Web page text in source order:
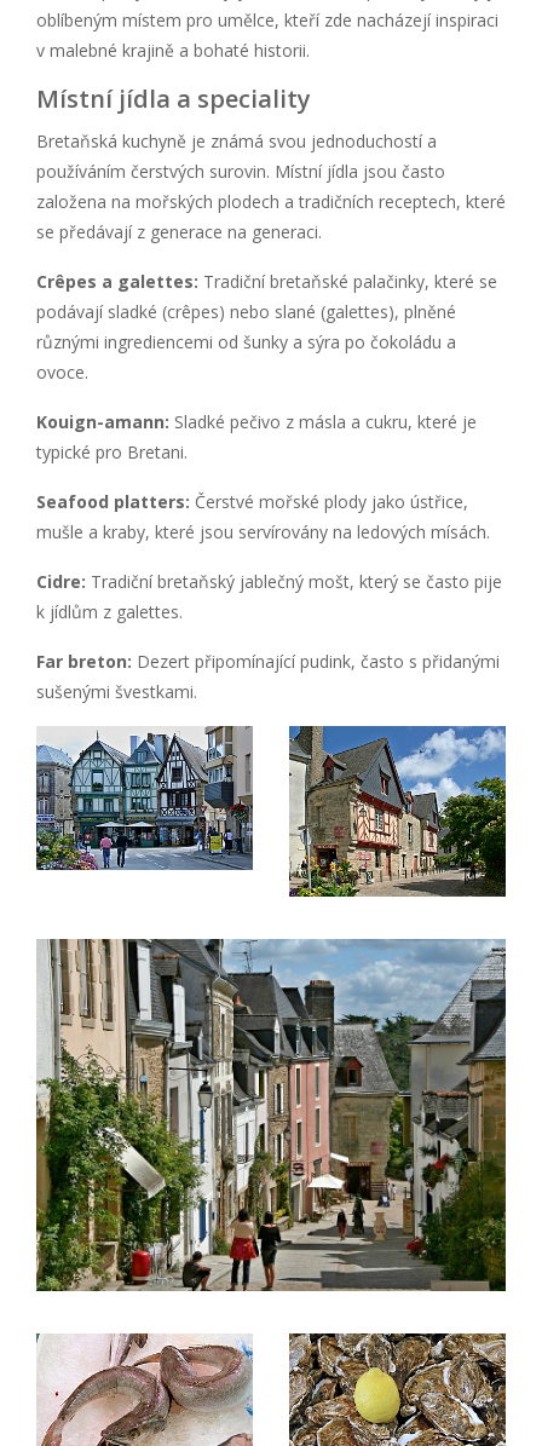
oblíbeným místem pro umělce, kteří zde nacházejí inspiraci
v malebné krajině a bohaté historii.
Místní jídla a speciality
Bretaňská kuchyně je známá svou jednoduchostí a
používáním čerstvých surovin. Místní jídla jsou často
založena na mořských plodech a tradičních receptech, které
se předávají z generace na generaci.
Crêpes a galettes: Tradiční bretaňské palačinky, které se
podávají sladké (crêpes) nebo slané (galettes), plněné
různými ingrediencemi od šunky a sýra po čokoládu a
ovoce.
Kouign-amann: Sladké pečivo z másla a cukru, které je
typické pro Bretani.
Seafood platters: Čerstvé mořské plody jako ústřice,
mušle a kraby, které jsou servírovány na ledových mísách.
Cidre: Tradiční bretaňský jablečný mošt, který se často pije
k jídlům z galettes.
Far breton: Dezert připomínající pudink, často s přidanými
sušenými švestkami.